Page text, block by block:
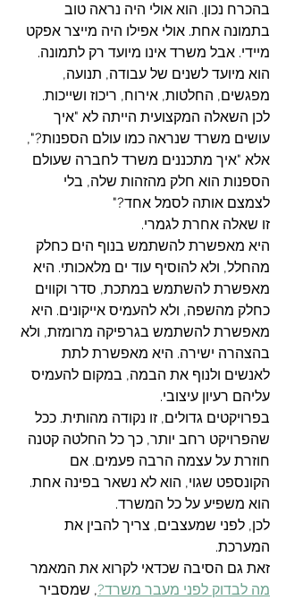
בהכרח נכון. הוא אולי היה נראה טוב
בתמונה אחת. אולי אפילו היה מייצר אפקט
מיידי. אבל משרד אינו מיועד רק לתמונה.
הוא מיועד לשנים של עבודה, תנועה,
מפגשים, החלטות, אירוח, ריכוז ושייכות.
לכן השאלה המקצועית הייתה לא "איך
עושים משרד שנראה כמו עולם הספנות?",
אלא "איך מתכננים משרד לחברה שעולם
הספנות הוא חלק מהזהות שלה, בלי
לצמצם אותה לסמל אחד?"
זו שאלה אחרת לגמרי.
היא מאפשרת להשתמש בנוף הים כחלק
מהחלל, ולא להוסיף עוד ים מלאכותי. היא
מאפשרת להשתמש במתכת, סדר וקווים
כחלק מהשפה, ולא להעמיס אייקונים. היא
מאפשרת להשתמש בגרפיקה מרומזת, ולא
בהצהרה ישירה. היא מאפשרת לתת
לאנשים ולנוף את הבמה, במקום להעמיס
עליהם רעיון עיצובי.
בפרויקטים גדולים, זו נקודה מהותית. ככל
שהפרויקט רחב יותר, כך כל החלטה קטנה
חוזרת על עצמה הרבה פעמים. אם
הקונספט שגוי, הוא לא נשאר בפינה אחת.
הוא משפיע על כל המשרד.
לכן, לפני שמעצבים, צריך להבין את
המערכת.
זאת גם הסיבה שכדאי לקרוא את המאמר
מה לבדוק לפני מעבר משרד?, שמסביר